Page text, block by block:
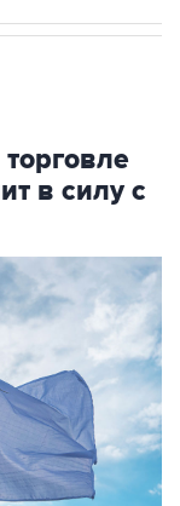
в силу с